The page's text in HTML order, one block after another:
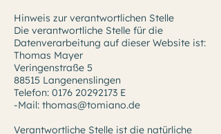
Hinweis zur verantwortlichen Stelle
Die verantwortliche Stelle für die
Datenverarbeitung auf dieser Website ist:
Thomas Mayer
Veringenstraße 5
88515 Langenenslingen
Telefon: 0176 20292173 E
-Mail: thomas@tomiano.de
Verantwortliche Stelle ist die natürliche